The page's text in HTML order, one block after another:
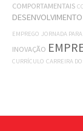
COMPORTAMENTAIS
DESENVOLVIMENTO
EMPREGO JORNADA
INOVAÇÃO
CURRÍCULO CARREIRA